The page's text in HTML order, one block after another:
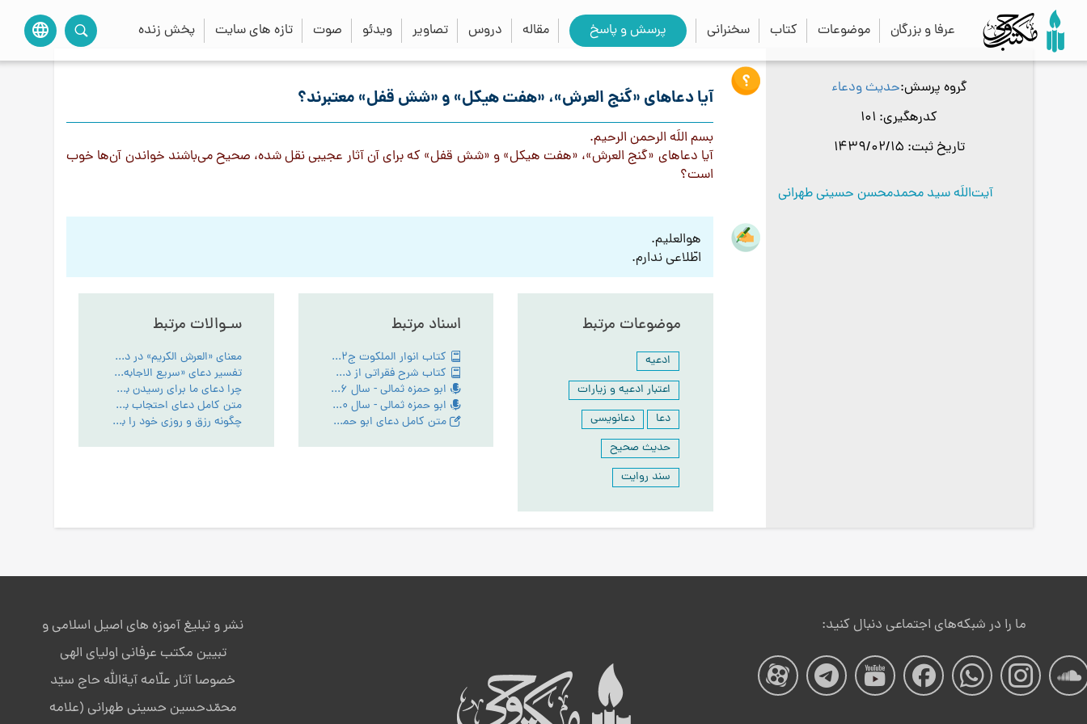
عرفا و بزرگان موضوعات کتاب سخنرانی پرسش و پاسخ مقاله دروس تصاویر ویدئو صوت تازه های سایت پخش زنده language search
close
گروه پرسش حدیث ودعاء
کدرهگیری
تاریخ ثبت
آیت‌اللَه سید محمدمحسن حسینی طهرانی
آیا دعاهای «گنج العرش»، «هفت هیکل» و «شش قفل» معتبرند؟
بسم اللَه الرحمن الرحيم.
آيا دعاهای «گنج العرش»، «هفت هیکل» و «شش قفل» كه برای آن آثار عجيبی نقل شده، صحيح می‌باشند خواندن آن‌ها خوب
است؟
هوالعلیم.
اطّلاعی ندارم.
موضوعات مرتبط
ادعیه
اعتبار ادعیه و زیارات
دعا
دعانویسی
حدیث صحیح
سند روایت
اسناد مرتبط
کتاب انوار الملکوت ج2 - PDF
کتاب شرح فقراتی از دعای ابو حمزه ثمالی ج1 - PDF
ابو حمزه ثمالی - سال 1416 - ج7 - اهمیت قرائت قرآن و ادعیه
ابو حمزه ثمالی - سال 1420 - ج1 - اجابت سریع و بلاعوض خداوند متعال
متن کامل دعای ابو حمزه + ترجمه فارسی و فایل صوتی با دانلود رایگان
سـوالات مرتبط
معنای «العرش الکریم» در دعای بعد از نماز ظهر چیست؟ - حدیث ودعاء
تفسیر دعای «سریع الاجابه» امام کاظم: منظور از «مَا بَيْنَهُمَا» چیست؟ - حدیث ودعاء
چرا دعای ما برای رسیدن به مقامات معنوی مستجاب نمی‌شود؟ - حدیث ودعاء
متن کامل دعای احتجاب به همراه ترجمه روان فارسی - حدیث ودعاء
چگونه رزق و روزی خود را با دعا و اعمال دینی افزایش دهیم؟ - حدیث ودعاء
نشر و تبلیغ آموزه های اصیل اسلامی و
تبیین مکتب عرفانی اولیای الهی
خصوصا آثار علّامه آیةالله حاج سیّد
محمّدحسین حسینی طهرانی (علامه
ما را در شبکه‌های اجتماعی دنبال کنید:
صفحهصفحهصفحهصفحهصفحه
صفحهصفحه